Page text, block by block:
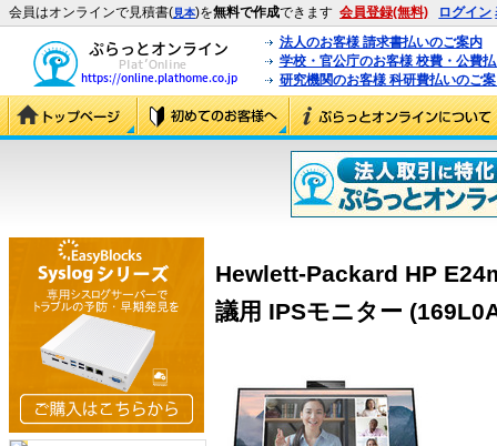
会員はオンラインで見積書(見本)を無料で作成できます 会員登録(無料) ログイン
法人のお客様 請求書払いのご案内
学校・官公庁のお客様 校費・公費
研究機関のお客様 科研費払いのご
Hewlett-Packard HP
議用 IPSモニター